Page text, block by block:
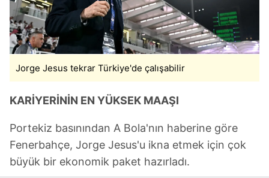
Jorge Jesus tekrar Türkiye'de çalışabilir
KARİYERİNİN EN YÜKSEK MAAŞI
Portekiz basınından A Bola'nın haberine göre
Fenerbahçe, Jorge Jesus'u ikna etmek için çok
büyük bir ekonomik paket hazırladı.